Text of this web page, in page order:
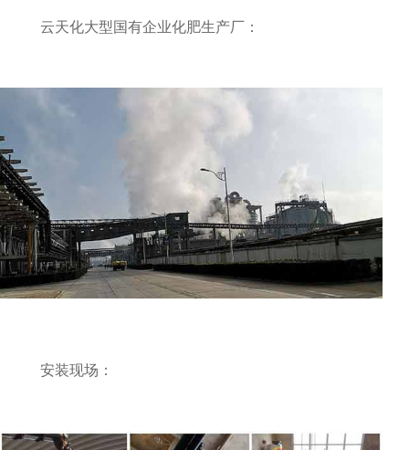
云天化大型国有企业化肥生产厂：
安装现场：